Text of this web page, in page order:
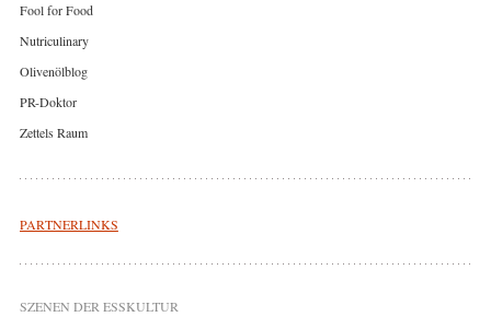
Fool for Food
Nutriculinary
Olivenölblog
PR-Doktor
Zettels Raum
PARTNERLINKS
SZENEN DER ESSKULTUR